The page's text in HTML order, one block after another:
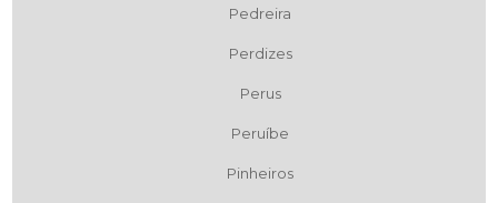
Pedreira
Perdizes
Perus
Peruíbe
Pinheiros